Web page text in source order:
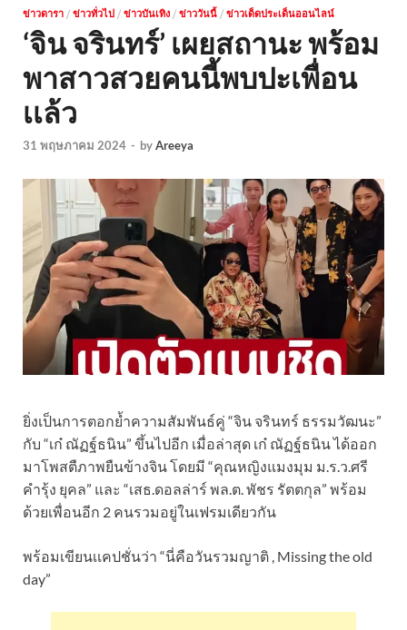
ข่าวดารา / ข่าวทั่วไป / ข่าวบันเทิง / ข่าววันนี้ / ข่าวเด็ดประเด็นออนไลน์
‘จิน จรินทร์’ เผยสถานะ พร้อม
พาสาวสวยคนนี้พบปะเพื่อน
เเล้ว
31 พฤษภาคม 2024 - byAreeya
ยิ่งเป็นการตอกย้ำความสัมพันธ์คู่ “จิน จรินทร์ ธรรมวัฒนะ”
กับ “เก๋ ณัฏฐ์ธนิน” ขึ้นไปอีก เมื่อล่าสุด เก๋ ณัฏฐ์ธนิน ได้ออก
มาโพสตืภาพยืนข้างจิน โดยมี “คุณหญิงแมงมุม ม.ร.ว.ศรี
คำรุ้ง ยุคล” และ “เสธ.ดอลล่าร์ พล.ต. พัชร รัตตกุล” พร้อม
ด้วยเพื่อนอีก 2 คนรวมอยู่ในเฟรมเดียวกัน
พร้อมเขียนเเคปชั่นว่า “นี่คือวันรวมญาติ , Missing the old
day”